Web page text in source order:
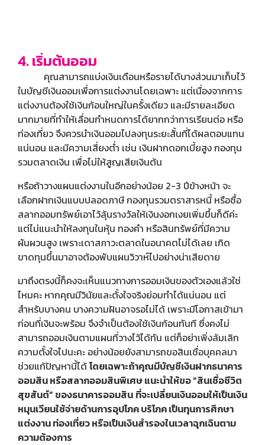
4. เริ่มต้นออม
คุณสามารถแบ่งเงินเดือนหรือรายได้บางส่วนมาเก็บไว้
ในบัญชีเงินออมเพื่อการแต่งงานโดยเฉพาะ แต่เนื่องจากการ
แต่งงานต้องใช้เงินก้อนใหญ่ในครั้งเดียว และมีรายละเอียด
มากมายที่ทำให้เลื่อนกำหนดการได้ยากกว่าการเรียนต่อ หรือ
ท่องเที่ยว จึงควรนำเงินออมไปลงทุนระยะสั้นที่ได้ผลตอบแทน
แน่นอน และมีความเสี่ยงต่ำ เช่น เงินฝากดอกเบี้ยสูง กองทุน
รวมตลาดเงิน เพื่อไม่ให้สูญเสียเงินต้น
หรือถ้าวางแผนแต่งงานในอีกอย่างน้อย 2-3 ปีข้างหน้า จะ
เลือกฝากเงินแบบปลอดภาษี กองทุนรวมตราสารหนี้ หรือซื้อ
สลากออมทรัพย์เอาไว้ลุ้นรางวัลให้เงินงอกเงยเพิ่มขึ้นก็ดีค่ะ
แต่ไม่แนะนำให้ลงทุนในหุ้น ทองคำ หรือสินทรัพย์ที่มีความ
ผันผวนสูง เพราะเดาสภาวะตลาดในอนาคตไม่ได้เลย เกิด
ขาดทุนขึ้นมาอาจต้องพับแผนวิวาห์ไปอย่างน่าเสียดาย
มาถึงตรงนี้ก็คงจะเห็นแนวทางการออมเงินของตัวเองแล้วใช่
ไหมคะ หากคุณมีวินัยและตั้งใจจริงย่อมทำได้แน่นอน แต่
สำหรับบางคน บางความฝันอาจรอไม่ได้ เพราะมีโอกาสเข้ามา
ก่อนที่เงินจะพร้อม จึงจำเป็นต้องใช้เงินก้อนทันที ซึ่งคงไม่
สามารถออมเงินตามแผนที่วางไว้ได้ทัน แต่ก็อย่าเพิ่งล้มเลิก
ความตั้งใจไปนะคะ อย่างน้อยยังสามารถขอสินเชื่อบุคคลมา
ช่วยแก้ปัญหานี้ได้โดยเฉพาะถ้าคุณมีบัญชีเงินฝากธนาคาร
ออมสิน หรือสลากออมสินพิเศษ แนะนำให้ขอ “สินเชื่อชีวิต
สุขสันต์” ของธนาคารออมสิน ที่จะเปลี่ยนเงินออมให้เป็นเงิน
หมุนเวียนใช้จ่ายด้านการอุปโภค บริโภค เป็นทุนการศึกษา
แต่งงาน ท่องเที่ยว หรือเป็นเงินสำรองในเวลาฉุกเฉินตาม
ความต้องการ